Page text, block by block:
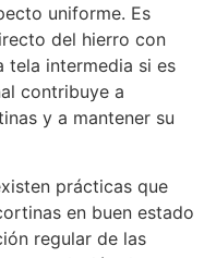
uniforme. Es
del hierro con
tela intermedia si es
contribuye a
y a mantener su
prácticas que
en buen estado
regular de las